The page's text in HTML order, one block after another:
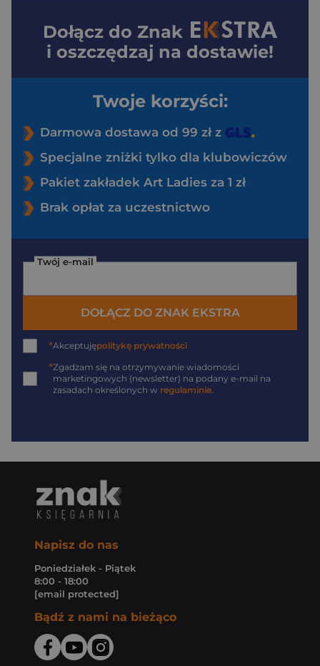
Dołącz do Znak
i oszczędzaj na dostawie!
Twoje korzyści:
Darmowa dostawa od 99 zł z
Specjalne zniżki tylko dla klubowiczów
Pakiet zakładek Art Ladies za 1 zł
Brak opłat za uczestnictwo
Twój e-mail
DOŁĄCZ DO ZNAK EKSTRA
*Akceptujępolitykę prywatności
*Zgadzam się na otrzymywanie wiadomości
marketingowych (newsletter) na podany e-mail na
zasadach określonych w regulaminie.
Napisz do nas
Poniedziałek - Piątek
8:00 - 18:00
[email protected]
Bądź z nami na bieżąco